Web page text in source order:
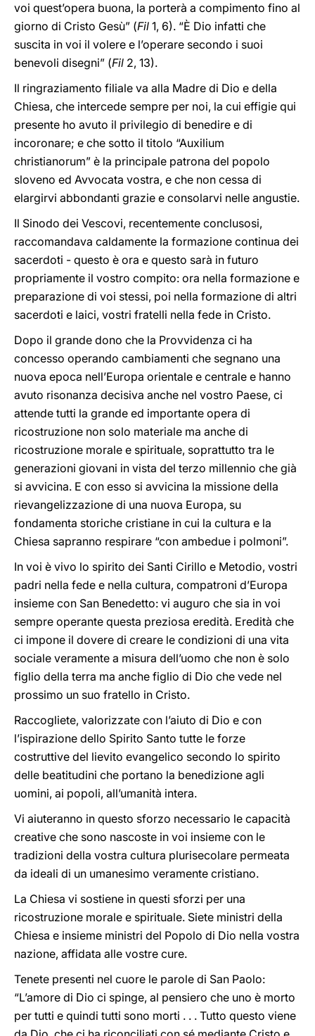
voi quest’opera buona, la porterà a compimento fino al
giorno di Cristo Gesù” (Fil 1, 6). “È Dio infatti che
suscita in voi il volere e l’operare secondo i suoi
benevoli disegni” (Fil 2, 13).
Il ringraziamento filiale va alla Madre di Dio e della
Chiesa, che intercede sempre per noi, la cui effigie qui
presente ho avuto il privilegio di benedire e di
incoronare; e che sotto il titolo “Auxilium
christianorum” è la principale patrona del popolo
sloveno ed Avvocata vostra, e che non cessa di
elargirvi abbondanti grazie e consolarvi nelle angustie.
Il Sinodo dei Vescovi, recentemente conclusosi,
raccomandava caldamente la formazione continua dei
sacerdoti - questo è ora e questo sarà in futuro
propriamente il vostro compito: ora nella formazione e
preparazione di voi stessi, poi nella formazione di altri
sacerdoti e laici, vostri fratelli nella fede in Cristo.
Dopo il grande dono che la Provvidenza ci ha
concesso operando cambiamenti che segnano una
nuova epoca nell’Europa orientale e centrale e hanno
avuto risonanza decisiva anche nel vostro Paese, ci
attende tutti la grande ed importante opera di
ricostruzione non solo materiale ma anche di
ricostruzione morale e spirituale, soprattutto tra le
generazioni giovani in vista del terzo millennio che già
si avvicina. E con esso si avvicina la missione della
rievangelizzazione di una nuova Europa, su
fondamenta storiche cristiane in cui la cultura e la
Chiesa sapranno respirare “con ambedue i polmoni”.
In voi è vivo lo spirito dei Santi Cirillo e Metodio, vostri
padri nella fede e nella cultura, compatroni d’Europa
insieme con San Benedetto: vi auguro che sia in voi
sempre operante questa preziosa eredità. Eredità che
ci impone il dovere di creare le condizioni di una vita
sociale veramente a misura dell’uomo che non è solo
figlio della terra ma anche figlio di Dio che vede nel
prossimo un suo fratello in Cristo.
Raccogliete, valorizzate con l’aiuto di Dio e con
l’ispirazione dello Spirito Santo tutte le forze
costruttive del lievito evangelico secondo lo spirito
delle beatitudini che portano la benedizione agli
uomini, ai popoli, all’umanità intera.
Vi aiuteranno in questo sforzo necessario le capacità
creative che sono nascoste in voi insieme con le
tradizioni della vostra cultura plurisecolare permeata
da ideali di un umanesimo veramente cristiano.
La Chiesa vi sostiene in questi sforzi per una
ricostruzione morale e spirituale. Siete ministri della
Chiesa e insieme ministri del Popolo di Dio nella vostra
nazione, affidata alle vostre cure.
Tenete presenti nel cuore le parole di San Paolo:
“L’amore di Dio ci spinge, al pensiero che uno è morto
per tutti e quindi tutti sono morti . . . Tutto questo viene